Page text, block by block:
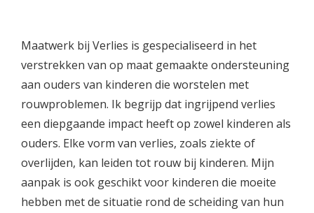
Maatwerk bij Verlies is gespecialiseerd in het
verstrekken van op maat gemaakte ondersteuning
aan ouders van kinderen die worstelen met
rouwproblemen. Ik begrijp dat ingrijpend verlies
een diepgaande impact heeft op zowel kinderen als
ouders. Elke vorm van verlies, zoals ziekte of
overlijden, kan leiden tot rouw bij kinderen. Mijn
aanpak is ook geschikt voor kinderen die moeite
hebben met de situatie rond de scheiding van hun